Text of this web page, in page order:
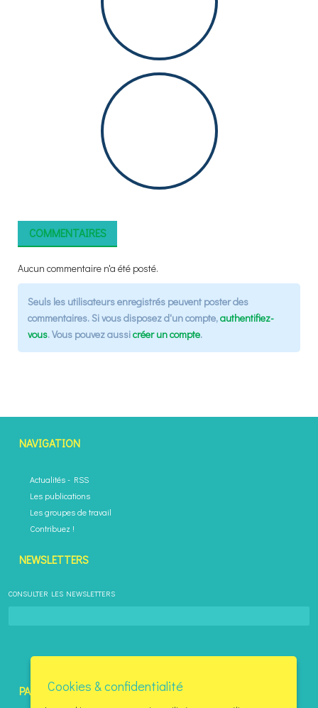
COMMENTAIRES
Aucun commentaire n'a été posté.
Seuls les utilisateurs enregistrés peuvent poster des
commentaires. Si vous disposez d'un compte,authentifiez-
vous. Vous pouvez aussicréer un compte.
NAVIGATION
Actualités- RSS
Les publications
Les groupes de travail
Contribuez !
NEWSLETTERS
CONSULTER LES NEWSLETTERS
PARTENAIRES
Cookies & confidentialité